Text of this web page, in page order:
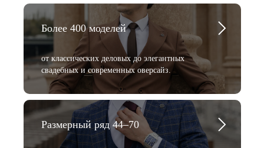
Более 400 моделей
от классических деловых до элегантных
свадебных и современных оверсайз.
Размерный ряд 44–70